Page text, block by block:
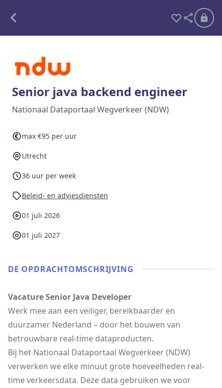
Freelance
Detachering
Interim opdrachten statistiek
Ben je al lid?
Senior java backend engineer
Nationaal Dataportaal Wegverkeer (NDW)
max €95 per uur
Utrecht
36 uur per week
Beleid- en adviesdiensten
01 juli 2026
01 juli 2027
DE OPDRACHT­OMSCHRIJVING
Vacature Senior Java Developer
Werk mee aan een veiliger, bereikbaarder en
duurzamer Nederland – door het bouwen van
betrouwbare real-time dataproducten.
Bij het Nationaal Dataportaal Wegverkeer (NDW)
verwerken we elke minuut grote hoeveelheden real-
time verkeersdata. Deze data gebruiken we voor